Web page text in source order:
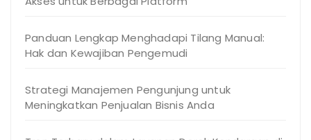
Panduan Lengkap Menghadapi Tilang Manual:
Hak dan Kewajiban Pengemudi
Strategi Manajemen Pengunjung untuk
Meningkatkan Penjualan Bisnis Anda